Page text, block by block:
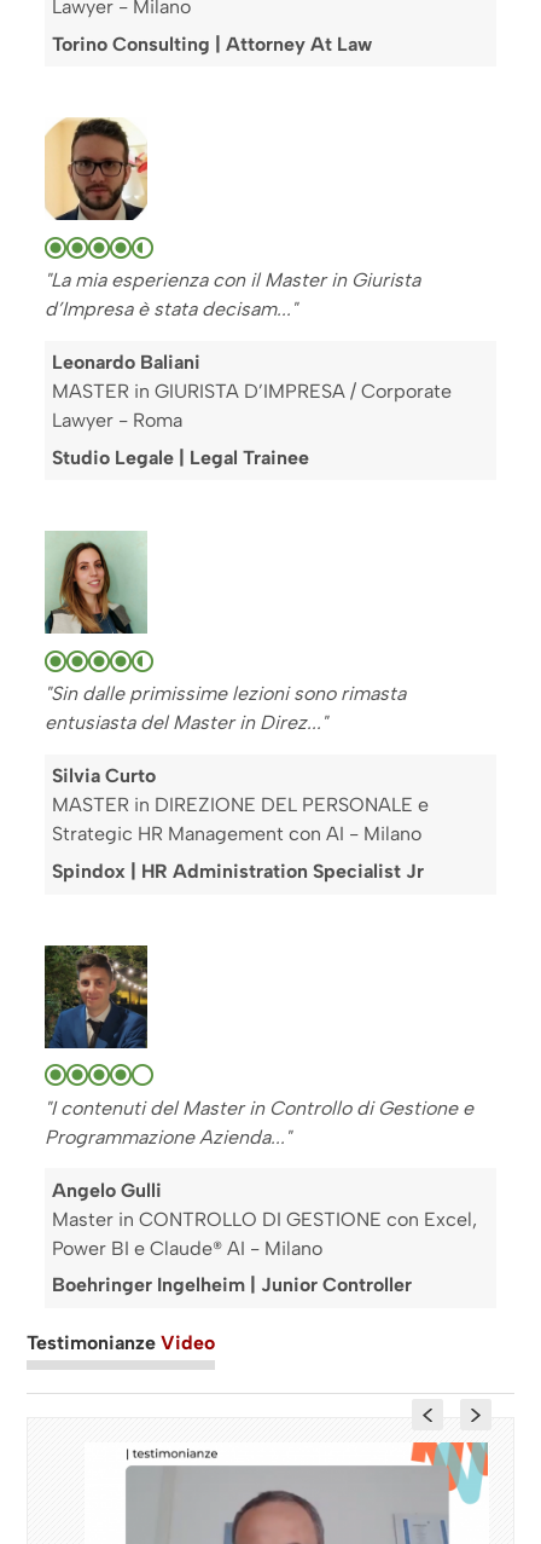
Lawyer - Milano
Torino Consulting | Attorney At Law
"La mia esperienza con il Master in Giurista
d’Impresa è stata decisam..."
Leonardo Baliani
MASTER in GIURISTA D’IMPRESA / Corporate
Lawyer - Roma
Studio Legale | Legal Trainee
"Sin dalle primissime lezioni sono rimasta
entusiasta del Master in Direz..."
Silvia Curto
MASTER in DIREZIONE DEL PERSONALE e
Strategic HR Management con AI - Milano
Spindox | HR Administration Specialist Jr
"I contenuti del Master in Controllo di Gestione e
Programmazione Azienda..."
Angelo Gulli
Master in CONTROLLO DI GESTIONE con Excel,
Power BI e Claude® AI - Milano
Boehringer Ingelheim | Junior Controller
TestimonianzeVideo